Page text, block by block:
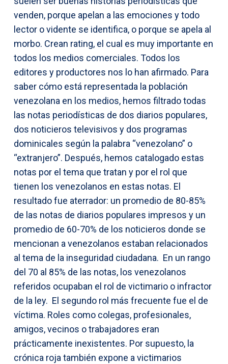
venden, porque apelan a las emociones y todo
lector o vidente se identifica, o porque se apela al
morbo. Crean rating, el cual es muy importante en
todos los medios comerciales. Todos los
editores y productores nos lo han afirmado. Para
saber cómo está representada la población
venezolana en los medios, hemos filtrado todas
las notas periodísticas de dos diarios populares,
dos noticieros televisivos y dos programas
dominicales según la palabra “venezolano” o
“extranjero”. Después, hemos catalogado estas
notas por el tema que tratan y por el rol que
tienen los venezolanos en estas notas. El
resultado fue aterrador: un promedio de 80-85%
de las notas de diarios populares impresos y un
promedio de 60-70% de los noticieros donde se
mencionan a venezolanos estaban relacionados
al tema de la inseguridad ciudadana. En un rango
del 70 al 85% de las notas, los venezolanos
referidos ocupaban el rol de victimario o infractor
de la ley. El segundo rol más frecuente fue el de
víctima. Roles como colegas, profesionales,
amigos, vecinos o trabajadores eran
prácticamente inexistentes. Por supuesto, la
crónica roja también expone a victimarios